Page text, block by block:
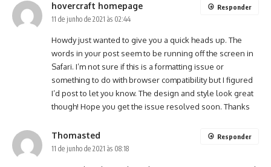
hovercraft homepage
11 de junho de 2021 às 02:44
Howdy just wanted to give you a quick heads up. The
words in your post seem to be running off the screen in
Safari. I’m not sure if this is a formatting issue or
something to do with browser compatibility but I figured
I’d post to let you know. The design and style look great
though! Hope you get the issue resolved soon. Thanks
Responder
Thomasted
11 de junho de 2021 às 08:18
Responder